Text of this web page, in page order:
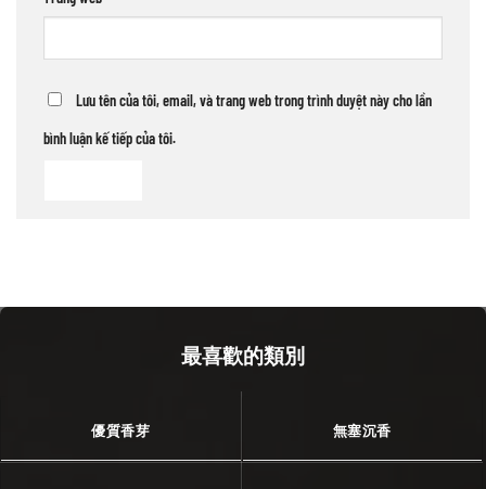
Lưu tên của tôi, email, và trang web trong trình duyệt này cho lần
bình luận kế tiếp của tôi.
最喜歡的類別
優質香芽 無塞沉香